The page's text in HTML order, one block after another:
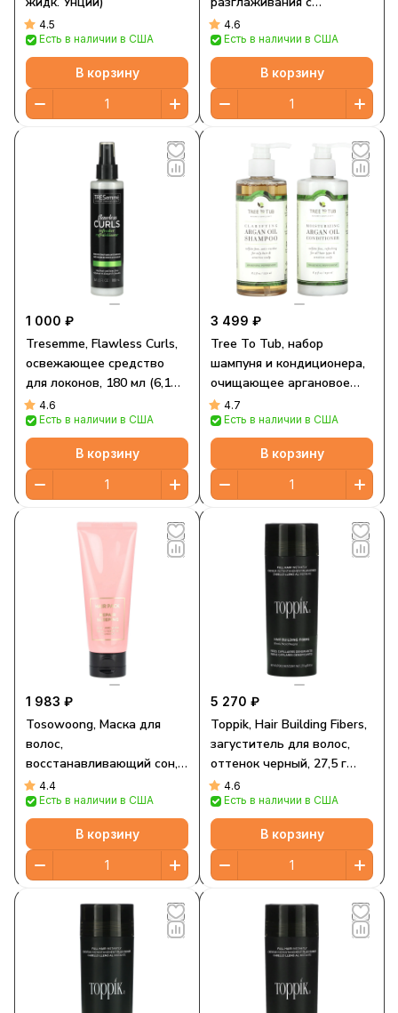
4.5
Есть в наличии в США
В корзину
кератином, 42 г (1,5 унции)
4.6
Есть в наличии в США
В корзину
1 000 ₽
Tresemme, Flawless Curls,
освежающее средство
для локонов, 180 мл (6,1
жидк. унции)
4.6
Есть в наличии в США
В корзину
3 499 ₽
Tree To Tub, набор
шампуня и кондиционера,
очищающее аргановое
масло, бодрящая перечная
мята, набор из 2
предметов, по 250 мл (8,5
жидк. унции)
4.7
Есть в наличии в США
В корзину
1 983 ₽
Tosowoong, Маска для
волос,
восстанавливающий сон,
100 мл (3,38 жидк. Унции)
4.4
Есть в наличии в США
В корзину
5 270 ₽
Toppik, Hair Building Fibers,
загуститель для волос,
оттенок черный, 27,5 г
(0,97 унции)
4.6
Есть в наличии в США
В корзину